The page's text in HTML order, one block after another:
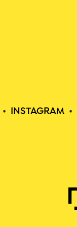
• INSTAGRAM •